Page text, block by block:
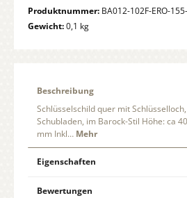
Produktnummer: BA012-102F-ERO-
Gewicht:0,1 kg
Beschreibung
Schlüsselschild quer mit
Schubladen, im Barock-Stil Höhe: ca
mm Inkl… Mehr
Eigenschaften
Bewertungen